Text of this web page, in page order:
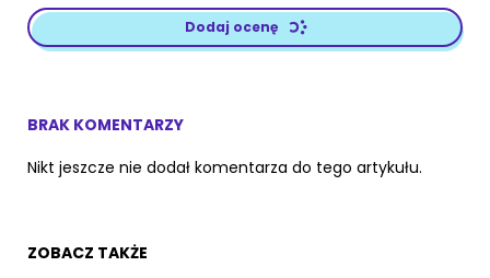
Dodaj ocenę
BRAK KOMENTARZY
Nikt jeszcze nie dodał komentarza do tego artykułu.
ZOBACZ TAKŻE